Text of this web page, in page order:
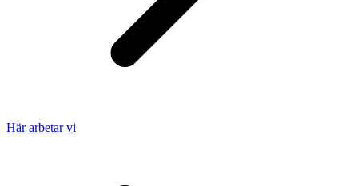
Här arbetar vi